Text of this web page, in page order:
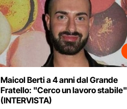
Maicol Berti a 4 anni dal Grande
Fratello: "Cerco un lavoro stabile"
(INTERVISTA)